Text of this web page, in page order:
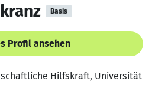
Basis
Profil ansehen
Hilfskraft, Universität